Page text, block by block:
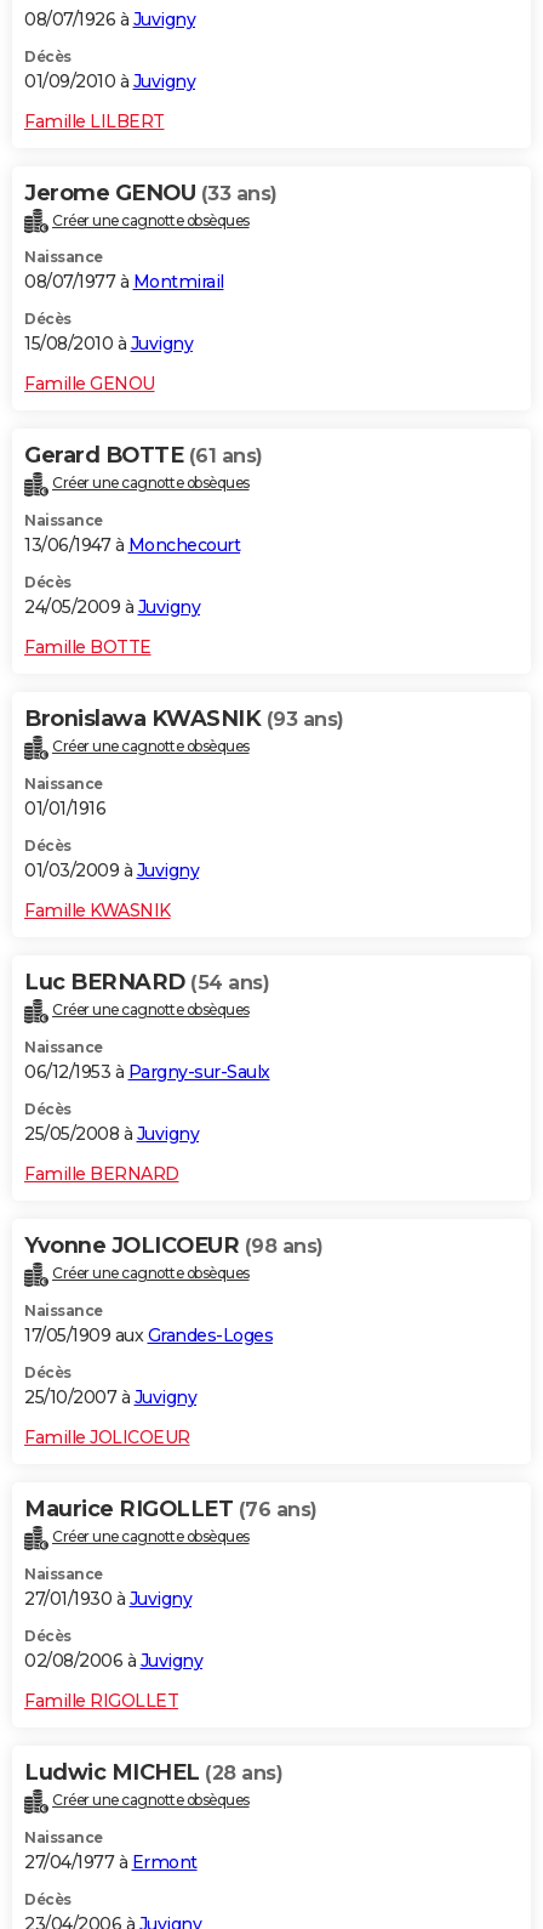
08/07/1926 à Juvigny
Décès
01/09/2010 à Juvigny
Famille LILBERT
Jerome GENOU (33 ans)
Créer une cagnotte obsèques
Naissance
08/07/1977 à Montmirail
Décès
15/08/2010 à Juvigny
Famille GENOU
Gerard BOTTE (61 ans)
Créer une cagnotte obsèques
Naissance
13/06/1947 à Monchecourt
Décès
24/05/2009 à Juvigny
Famille BOTTE
Bronislawa KWASNIK (93 ans)
Créer une cagnotte obsèques
Naissance
01/01/1916
Décès
01/03/2009 à Juvigny
Famille KWASNIK
Luc BERNARD (54 ans)
Créer une cagnotte obsèques
Naissance
06/12/1953 à Pargny-sur-Saulx
Décès
25/05/2008 à Juvigny
Famille BERNARD
Yvonne JOLICOEUR (98 ans)
Créer une cagnotte obsèques
Naissance
17/05/1909 auxGrandes-Loges
Décès
25/10/2007 à Juvigny
Famille JOLICOEUR
Maurice RIGOLLET (76 ans)
Créer une cagnotte obsèques
Naissance
27/01/1930 à Juvigny
Décès
02/08/2006 à Juvigny
Famille RIGOLLET
Ludwic MICHEL (28 ans)
Créer une cagnotte obsèques
Naissance
27/04/1977 à Ermont
Décès
23/04/2006 à Juvigny